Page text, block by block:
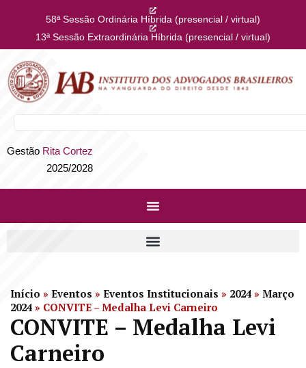
58ª Sessão Ordinária Híbrida (presencial / virtual)
13ª Sessão Extraordinária Híbrida (presencial / virtual)
Gestão Rita Cortez
2025/2028
Início » Eventos » Eventos Institucionais » 2024 » Março
2024 » CONVITE – Medalha Levi Carneiro
CONVITE – Medalha Levi
Carneiro